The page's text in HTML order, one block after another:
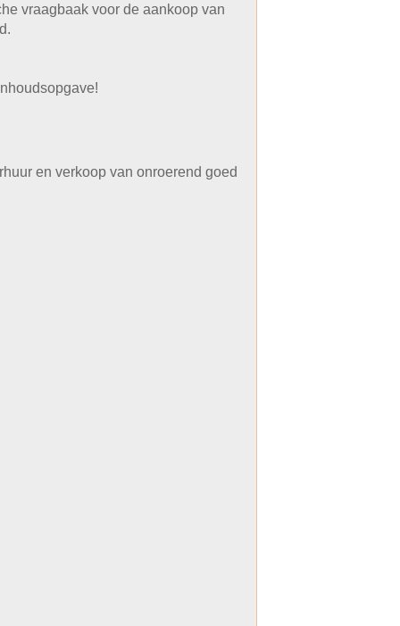
vraagbaak voor de aankoop van
en verkoop van onroerend goed